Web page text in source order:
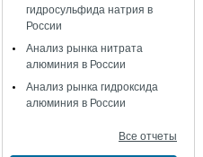
гидросульфида натрия в
России
Анализ рынка нитрата
алюминия в России
Анализ рынка гидроксида
алюминия в России
Все отчеты